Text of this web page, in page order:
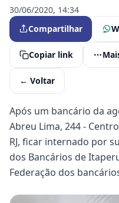
30/06/2020, 14:34
Compartilhar
Copiar link
← Voltar
Após um bancário da
Abreu Lima, 244 -
RJ, ficar internado por
dos Bancários de
Federação dos